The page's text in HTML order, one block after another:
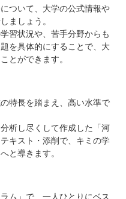
ついて、大学の公式情報や
ましょう。
習状況や、苦手分野からも
を具体的にすることで、大
とができます。
特長を踏まえ、高い水準で
析し尽くして作成した「河
キスト・添削で、キミの学
と導きます。
ム」で、一人ひとりにベス